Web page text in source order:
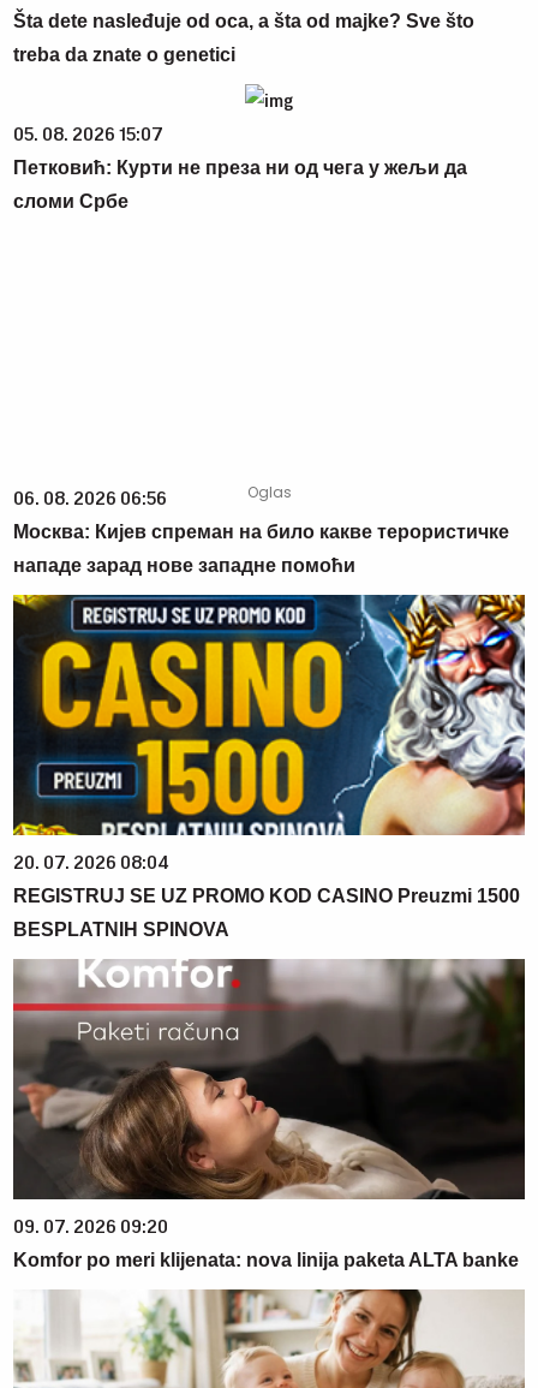
Šta dete nasleđuje od oca, a šta od majke? Sve što
treba da znate o genetici
05. 08. 2026 15:07
Петковић: Курти не преза ни од чега у жељи да
сломи Србе
06. 08. 2026 06:56
Москва: Кијев спреман на било какве терористичке
нападе зарад нове западне помоћи
20. 07. 2026 08:04
REGISTRUJ SE UZ PROMO KOD CASINO Preuzmi 1500
BESPLATNIH SPINOVA
09. 07. 2026 09:20
Komfor po meri klijenata: nova linija paketa ALTA banke